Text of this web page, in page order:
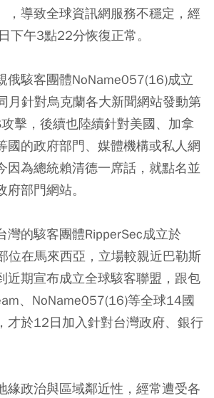
，導致全球資訊網服務不穩定，經
下午3點22分恢復正常。
俄駭客團體NoName057(16)成立
月針對烏克蘭各大新聞網站發動第
擊，後續也陸續針對美國、加拿
國的政府部門、媒體機構或私人網
因為總統賴清德一席話，就點名並
部門網站。
灣的駭客團體RipperSec成立於
位在馬來西亞，立場較親近巴勒斯
近期宣布成立全球駭客聯盟，跟包
、NoName057(16)等全球14國
才於12日加入針對台灣政府、銀行
緣政治與區域鄰近性，經常遭受各